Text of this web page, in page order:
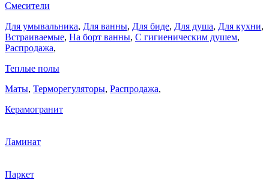
Смесители
Для умывальника, Для ванны, Для биде, Для душа, Для кухни,
Встраиваемые, На борт ванны, C гигиеническим душем,
Распродажа,
Теплые полы
Маты, Терморегуляторы, Распродажа,
Керамогранит
Ламинат
Паркет